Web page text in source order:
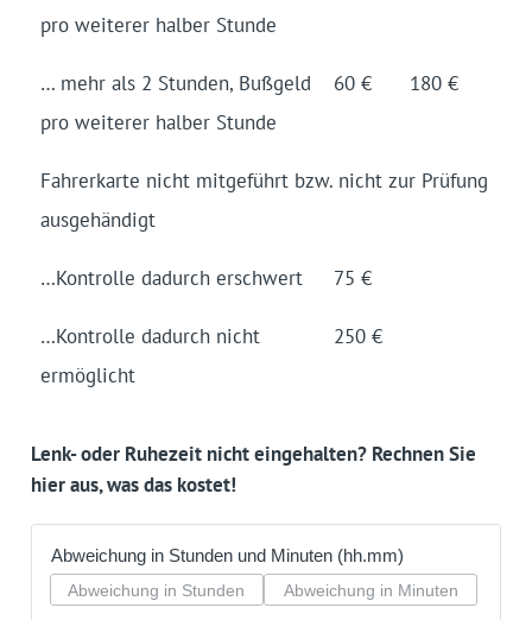
pro weiterer halber Stunde
… mehr als 2 Stunden, Bußgeld
pro weiterer halber Stunde
60 € 180 €
Fahrer­karte nicht mitge­führt bzw. nicht zur Prüfung
ausge­händigt
…Kontrolle dadurch er­schwert 75 €
…Kontrolle dadurch nicht
ermög­licht
250 €
Lenk- oder Ruhezeit nicht eingehalten? Rechnen Sie
hier aus, was das kostet!